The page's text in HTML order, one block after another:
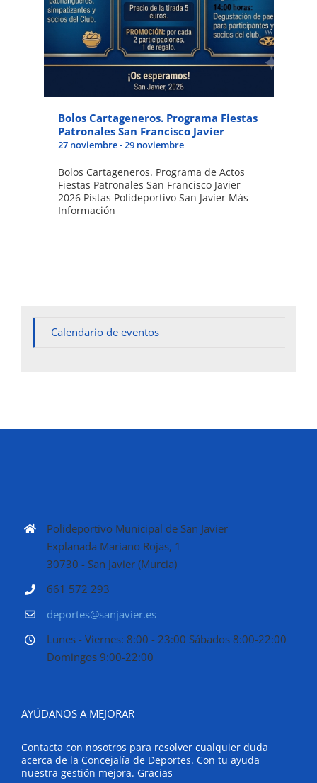
Bolos Cartageneros. Programa Fiestas
Patronales San Francisco Javier
27 noviembre-29 noviembre
Bolos Cartageneros. Programa de Actos
Fiestas Patronales San Francisco Javier
2026 Pistas Polideportivo San Javier Más
Información
Calendario de eventos
Polideportivo Municipal de San Javier
Explanada Mariano Rojas, 1
30730 - San Javier (Murcia)
661 572 293
deportes@sanjavier.es
Lunes - Viernes: 8:00 - 23:00 Sábados 8:00-22:00
Domingos 9:00-22:00
AYÚDANOS A MEJORAR
Contacta con nosotros para resolver cualquier duda
acerca de la Concejalía de Deportes. Con tu ayuda
nuestra gestión mejora. Gracias